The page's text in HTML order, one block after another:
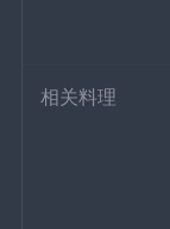
相关料理